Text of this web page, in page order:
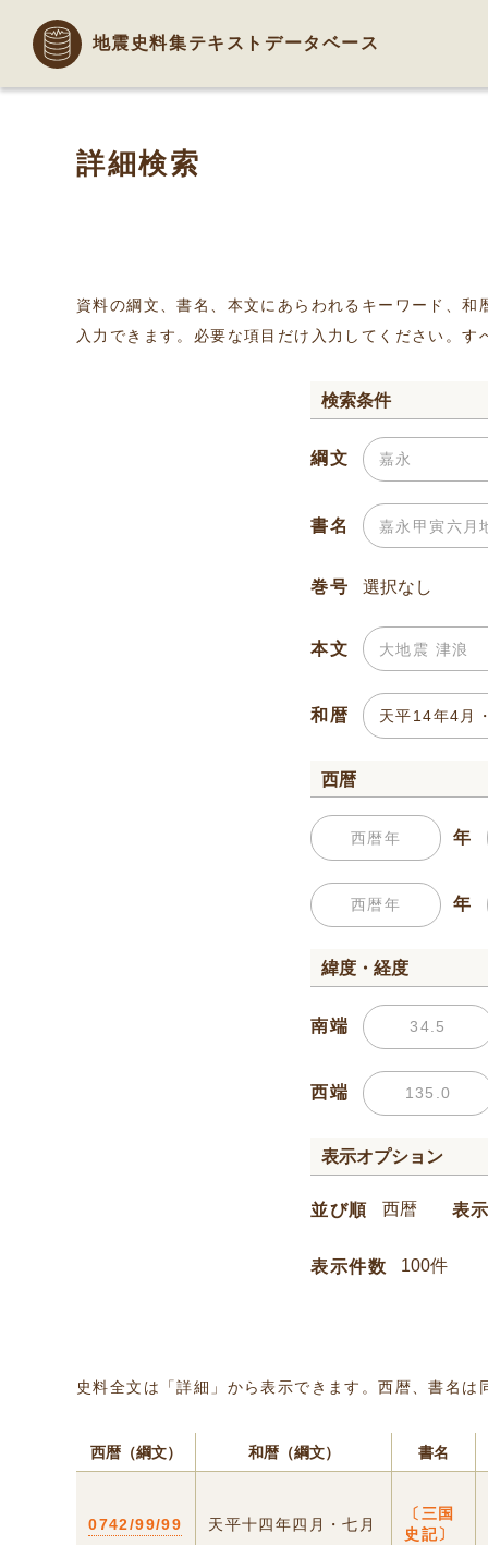
地震史料集テキストデータベース
詳細検索
資料の綱文、書名、本文にあらわれるキーワード、
入力できます。必要な項目だけ入力してください。
検索条件
綱文
書名
巻号
本文
和暦
西暦
年
年
緯度・経度
南端
西端
表示オプション
並び順 表
表示件数
史料全文は「詳細」から表示できます。西暦、書名
西暦（綱文） 和暦（綱文） 書名
0742/99/99 天平十四年四月・七月
〔三国
史記〕